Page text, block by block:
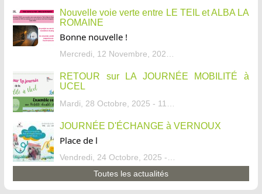
Nouvelle voie verte entre LE TEIL et ALBA LA
ROMAINE
Bonne nouvelle !
Mercredi, 12 Novembre, 2025 - 13:34
RETOUR sur LA JOURNÉE MOBILITÉ à
UCEL
Mardi, 28 Octobre, 2025 - 11:46
JOURNÉE D'ÉCHANGE à VERNOUX
Place de l
Vendredi, 24 Octobre, 2025 - 13:07
Toutes les actualités